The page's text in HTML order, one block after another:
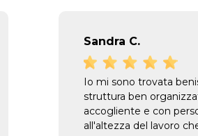
Sandra C.
Io mi sono trovata
struttura ben
accogliente e con
all'altezza del lavoro